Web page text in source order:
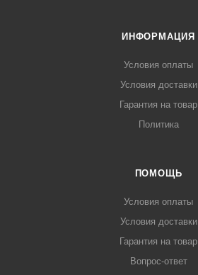
ИНФОРМАЦИЯ
Условия оплаты
Условия доставки
Гарантия на товар
Политика
ПОМОЩЬ
Условия оплаты
Условия доставки
Гарантия на товар
Вопрос-ответ